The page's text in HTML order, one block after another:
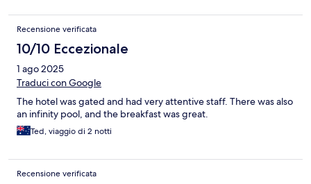
Recensione verificata
10/10 Eccezionale
1 ago 2025
Traduci con Google
The hotel was gated and had very attentive staff. There was also
an infinity pool, and the breakfast was great.
Ted, viaggio di 2 notti
Recensione verificata